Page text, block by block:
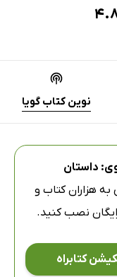
نوین کتاب گویا
داستان
هزاران کتاب و
نصب کنید.
کتابراه